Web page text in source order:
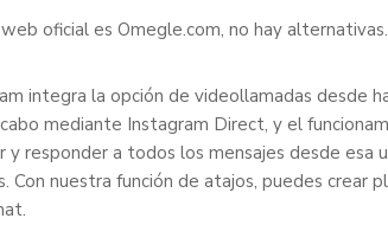
oficial es Omegle.com, no hay alternativas.
integra la opción de videollamadas desde
mediante Instagram Direct, y el
y responder a todos los mensajes desde esa
Con nuestra función de atajos, puedes crear